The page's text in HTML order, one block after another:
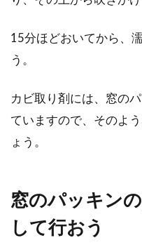
15分ほどおいてから、
う。
カビ取り剤には、窓の
ていますので、そのよ
ょう。
窓のパッキン
して行おう